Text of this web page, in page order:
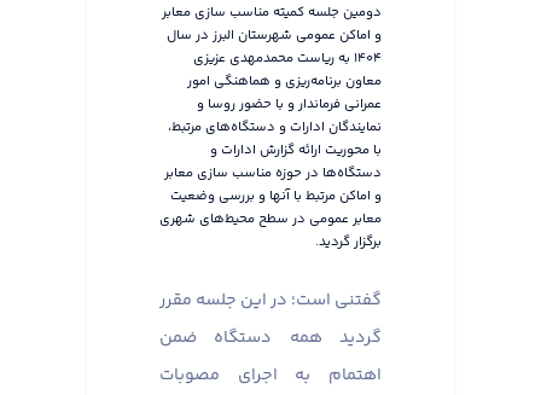
دومین جلسه کمیته مناسب سازی معابر
و اماکن عمومی شهرستان البرز در سال
۱۴۰۴ به ریاست محمدمهدی عزیزی
معاون برنامه‌ریزی و هماهنگی امور
عمرانی فرماندار و با حضور روسا و
نمایندگان ادارات و دستگاه‌های مرتبط،
با محوریت ارائه گزارش ادارات و
دستگاه‌ها در حوزه مناسب سازی معابر
و اماکن مرتبط با آنها و بررسی وضعیت
معابر عمومی در سطح محیط‌های شهری
برگزار گردید.
گفتنی است؛ در این جلسه مقرر
گردید همه دستگاه ضمن
اهتمام به اجرای مصوبات